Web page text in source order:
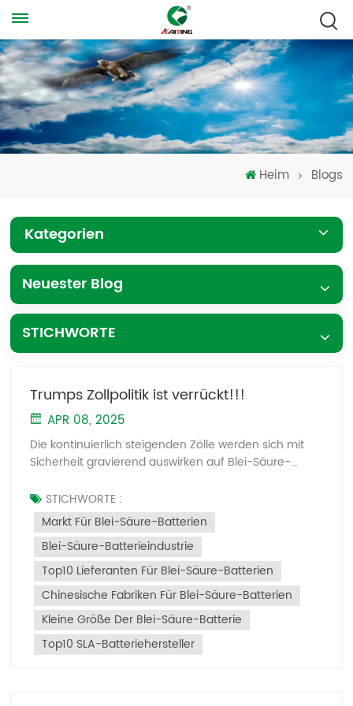
Heim Blogs
Kategorien
Neuester Blog
STICHWORTE
Trumps Zollpolitik ist verrückt!!!
APR 08, 2025
Die kontinuierlich steigenden Zölle werden sich mit
Sicherheit gravierend auswirken auf Blei-Säure-
Exportdruck auf dem US-Markt und
Branchenanpassungen Anstieg der Tarifkosten:
Chinesische Blei-Säure-Batterieexporte in die USA
unterliegen nun einem umfassenden Zollsatz von 54
%, der die bisherigen Zölle mit den neuen
„Gegenzöllen“ kombiniert. Dies hat die Exportkosten
drastisch erhöht und zu erheblichen
Auftragsverlusten für kleine und mittlere
Unternehmen (KMU) geführt. Gesperrte
Umschlagswege: Wichtige Umschlagplätze in
STICHWORTE :
Markt Für Blei-Säure-Batterien
Blei-Säure-Batterieindustrie
Top10 Lieferanten Für Blei-Säure-Batterien
Chinesische Fabriken Für Blei-Säure-Batterien
Kleine Größe Der Blei-Säure-Batterie
Top10 SLA-Batteriehersteller